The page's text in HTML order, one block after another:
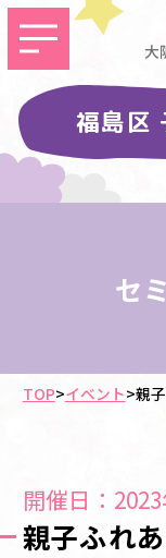
大
福島区
セ
TOP>イベント>親
開催日：
親子ふれ